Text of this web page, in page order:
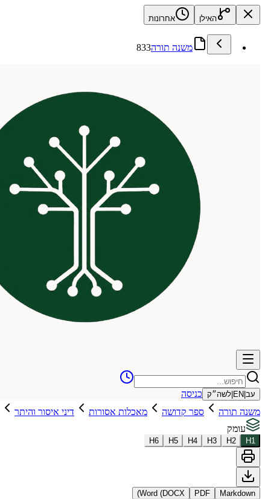
האילן אחרונות
משנה תורה833
עב EN לשה״ק כניסה
משנה תורה
ספר קדושה מאכלות אסורות דיני איסור והיתר
עומק
H1
H2
H3
H4
H5
H6
Markdown
PDF
Word (DOCX)